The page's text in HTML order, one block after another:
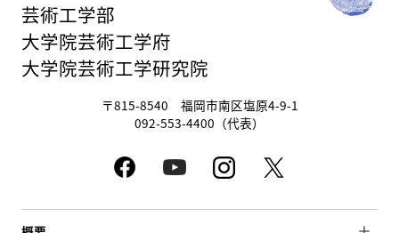
芸術工学部
大学院芸術工学府
大学院芸術工学研究院
〒815-8540 福岡市南区塩原4-9-1
092-553-4400（代表）